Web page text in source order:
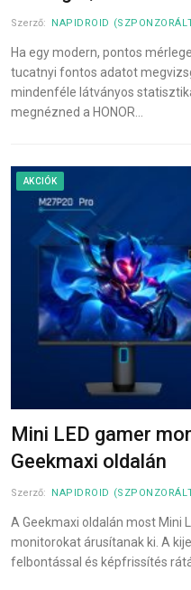
Szerző: NAPIDROID
Ha egy modern, pontos
tucatnyi fontos adatot
mindenféle látványos
megnézned a HONOR…
AKCIÓK
Mini LED gamer
Geekmaxi oldalán
Szerző: NAPIDROID
A Geekmaxi oldalán most Mini
monitorokat árusítanak ki. A
felbontással és képfrissítés